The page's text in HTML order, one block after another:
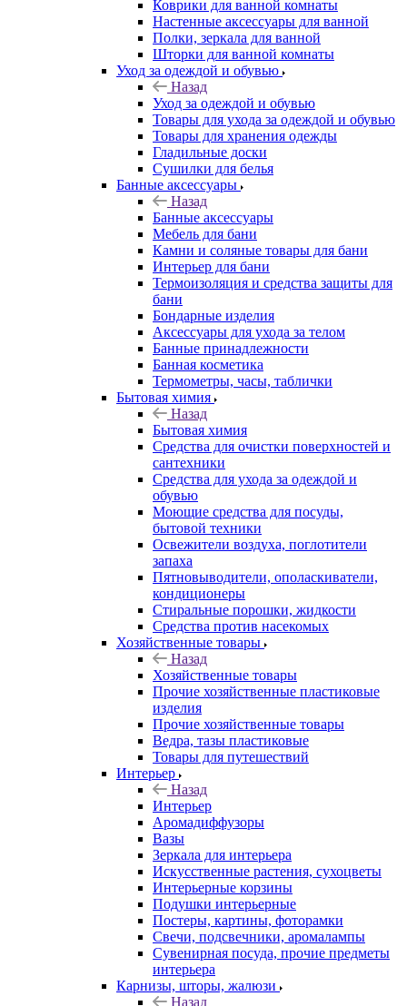
Коврики для ванной комнаты
Настенные аксессуары для ванной
Полки, зеркала для ванной
Шторки для ванной комнаты
Уход за одеждой и обувью
Назад
Уход за одеждой и обувью
Товары для ухода за одеждой и обувью
Товары для хранения одежды
Гладильные доски
Сушилки для белья
Банные аксессуары
Назад
Банные аксессуары
Мебель для бани
Камни и соляные товары для бани
Интерьер для бани
Термоизоляция и средства защиты для
бани
Бондарные изделия
Аксеcсуары для ухода за телом
Банные принадлежности
Банная косметика
Термометры, часы, таблички
Бытовая химия
Назад
Бытовая химия
Средства для очистки поверхностей и
сантехники
Средства для ухода за одеждой и
обувью
Моющие средства для посуды,
бытовой техники
Освежители воздуха, поглотители
запаха
Пятновыводители, ополаскиватели,
кондиционеры
Стиральные порошки, жидкости
Средства против насекомых
Хозяйственные товары
Назад
Хозяйственные товары
Прочие хозяйственные пластиковые
изделия
Прочие хозяйственные товары
Ведра, тазы пластиковые
Товары для путешествий
Интерьер
Назад
Интерьер
Аромадиффузоры
Вазы
Зеркала для интерьера
Искусственные растения, сухоцветы
Интерьерные корзины
Подушки интерьерные
Постеры, картины, фоторамки
Свечи, подсвечники, аромалампы
Сувенирная посуда, прочие предметы
интерьера
Карнизы, шторы, жалюзи
Назад